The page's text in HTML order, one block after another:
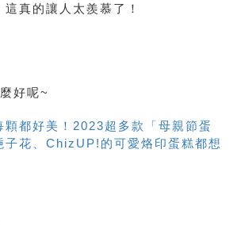
真的讓人太羨慕了！
好呢~
顆都好美！2023超多款「母親節蛋
子花、ChizUP!的可愛烙印蛋糕都想